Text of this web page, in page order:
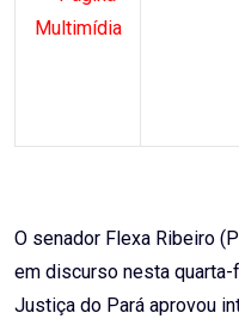
O senador Flexa Ribeiro
em discurso nesta quarta-
Justiça do Pará aprovou